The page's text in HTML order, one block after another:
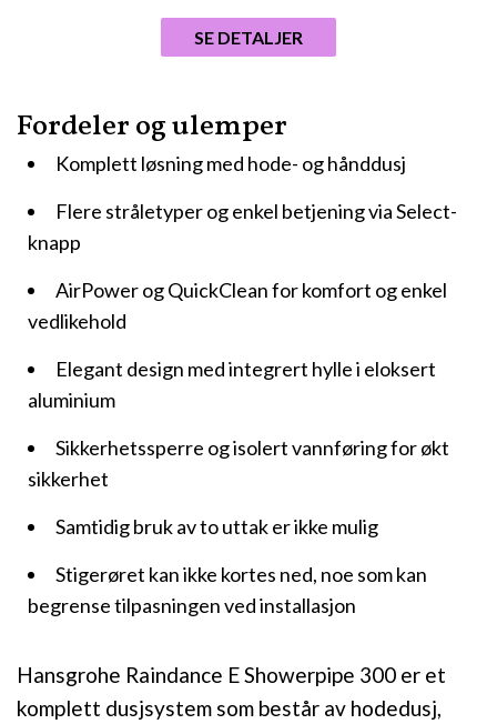
Hansgrohe Raindance E Showerpipe 300 er et
komplett dusjsystem som består av hodedusj,
Fordeler og ulemper
Komplett løsning med hode- og hånddusj
Flere stråletyper og enkel betjening via Select-
knapp
AirPower og QuickClean for komfort og enkel
vedlikehold
Elegant design med integrert hylle i eloksert
aluminium
Sikkerhetssperre og isolert vannføring for økt
sikkerhet
Samtidig bruk av to uttak er ikke mulig
Stigerøret kan ikke kortes ned, noe som kan
begrense tilpasningen ved installasjon
SE DETALJER